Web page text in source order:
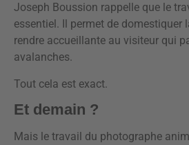
Joseph Boussion rappelle que le
essentiel. Il permet de domestiquer
rendre accueillante au visiteur qui
avalanches.
Tout cela est exact.
Et demain ?
Mais le travail du photographe